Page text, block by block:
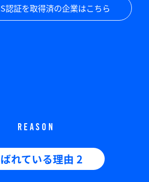
認証を取得済の企業はこちら
REASON
れている理由 2